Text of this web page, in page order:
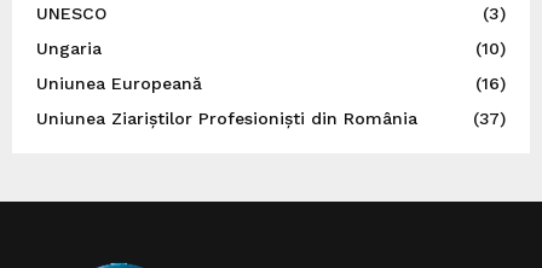
UNESCO
(3)
Ungaria
(10)
Uniunea Europeană
(16)
Uniunea Ziariștilor Profesioniști din România
(37)